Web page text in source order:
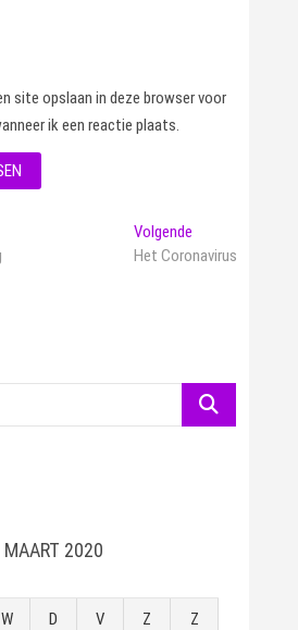
site opslaan in deze browser voor
ik een reactie plaats.
Volgende
bericht:
Het Coronavirus
Zoeken
MAART 2020
W D V Z Z